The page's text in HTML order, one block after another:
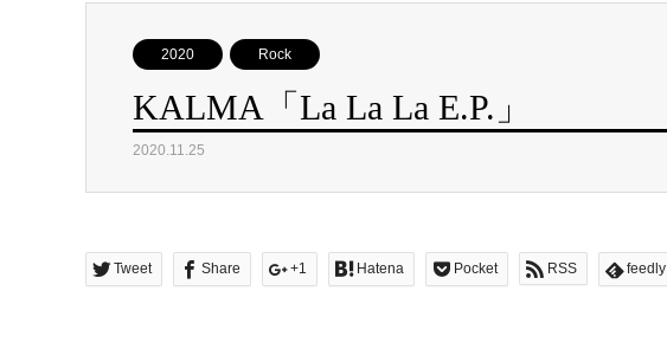
2020 Rock
KALMA「La La La E.P.」
2020.11.25
Tweet Share +1 Hatena Pocket RSS feedly